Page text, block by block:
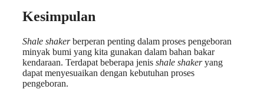
Kesimpulan
Shale shakerberperan penting dalam proses pengeboran
minyak bumi yang kita gunakan dalam bahan bakar
kendaraan. Terdapat beberapa jenis shale shakeryang
dapat menyesuaikan dengan kebutuhan proses
pengeboran.